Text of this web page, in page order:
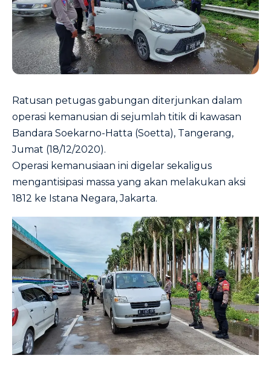
Ratusan petugas gabungan diterjunkan dalam
operasi kemanusian di sejumlah titik di kawasan
Bandara Soekarno-Hatta (Soetta), Tangerang,
Jumat (18/12/2020).
Operasi kemanusiaan ini digelar sekaligus
mengantisipasi massa yang akan melakukan aksi
1812 ke Istana Negara, Jakarta.